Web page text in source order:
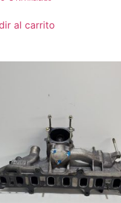
al carrito